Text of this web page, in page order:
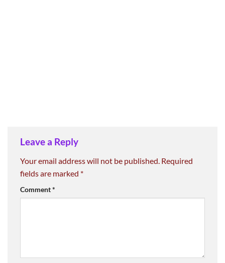
Leave a Reply
Your email address will not be published. Required
fields are marked *
Comment*